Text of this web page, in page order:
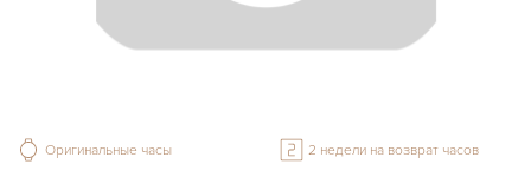
Оригинальные часы 2 недели на возврат часов